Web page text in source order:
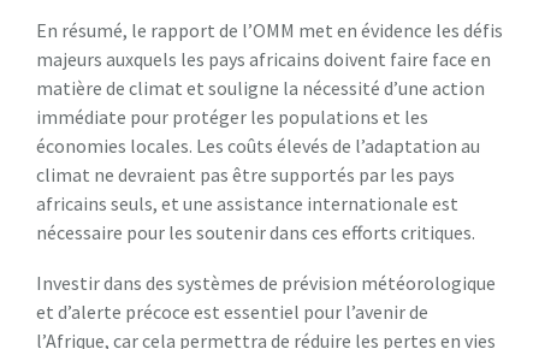
En résumé, le rapport de l’OMM met en évidence les défis
majeurs auxquels les pays africains doivent faire face en
matière de climat et souligne la nécessité d’une action
immédiate pour protéger les populations et les
économies locales. Les coûts élevés de l’adaptation au
climat ne devraient pas être supportés par les pays
africains seuls, et une assistance internationale est
nécessaire pour les soutenir dans ces efforts critiques.
Investir dans des systèmes de prévision météorologique
et d’alerte précoce est essentiel pour l’avenir de
l’Afrique, car cela permettra de réduire les pertes en vies